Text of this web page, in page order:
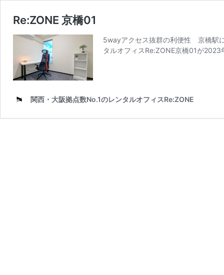
Re:ZONE 京橋01
5wayアクセス抜群の利便性 京橋駅
タルオフィスRe:ZONE京橋01が
関西・大阪拠点数No.1のレンタルオフィスRe:ZONE